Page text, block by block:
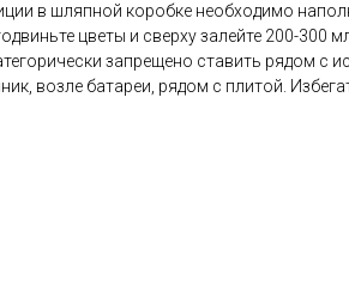
в шляпной коробке необходимо
цветы и сверху залейте 200-300
запрещено ставить рядом с
возле батареи, рядом с плитой.